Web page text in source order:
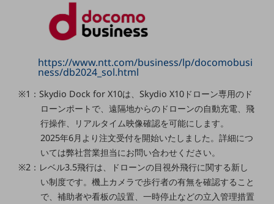
リモート・ハイブリッドワーク
セキュリティ
その他のお悩みはこちら
業界から見つける
小売・卸売業
https://www.ntt.com/business/lp/docomobusi
ness/db2024_sol.html
※1：Skydio Dock for X10は、Skydio X10ドローン専用のド
ローンポートで、遠隔地からのドローンの自動充電、飛
行操作、リアルタイム映像確認を可能にします。
2025年6月より注文受付を開始いたしました。詳細につ
いては弊社営業担当にお問い合わせください。
※2：レベル3.5飛行は、ドローンの目視外飛行に関する新し
い制度です。機上カメラで歩行者の有無を確認すること
で、補助者や看板の設置、一時停止などの立入管理措置